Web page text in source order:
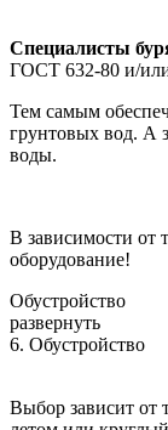
Специалисты
ГОСТ 632-80 и/
Тем самым
грунтовых вод. А
воды.
В зависимости от
оборудование!
Обустройство
развернуть
6. Обустройство
Выбор зависит от